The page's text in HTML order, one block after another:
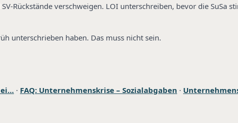
Rückstände verschweigen. LOI unterschreiben, bevor die SuSa
unterschrieben haben. Das muss nicht sein.
· FAQ: Unternehmenskrise – Sozialabgaben ·